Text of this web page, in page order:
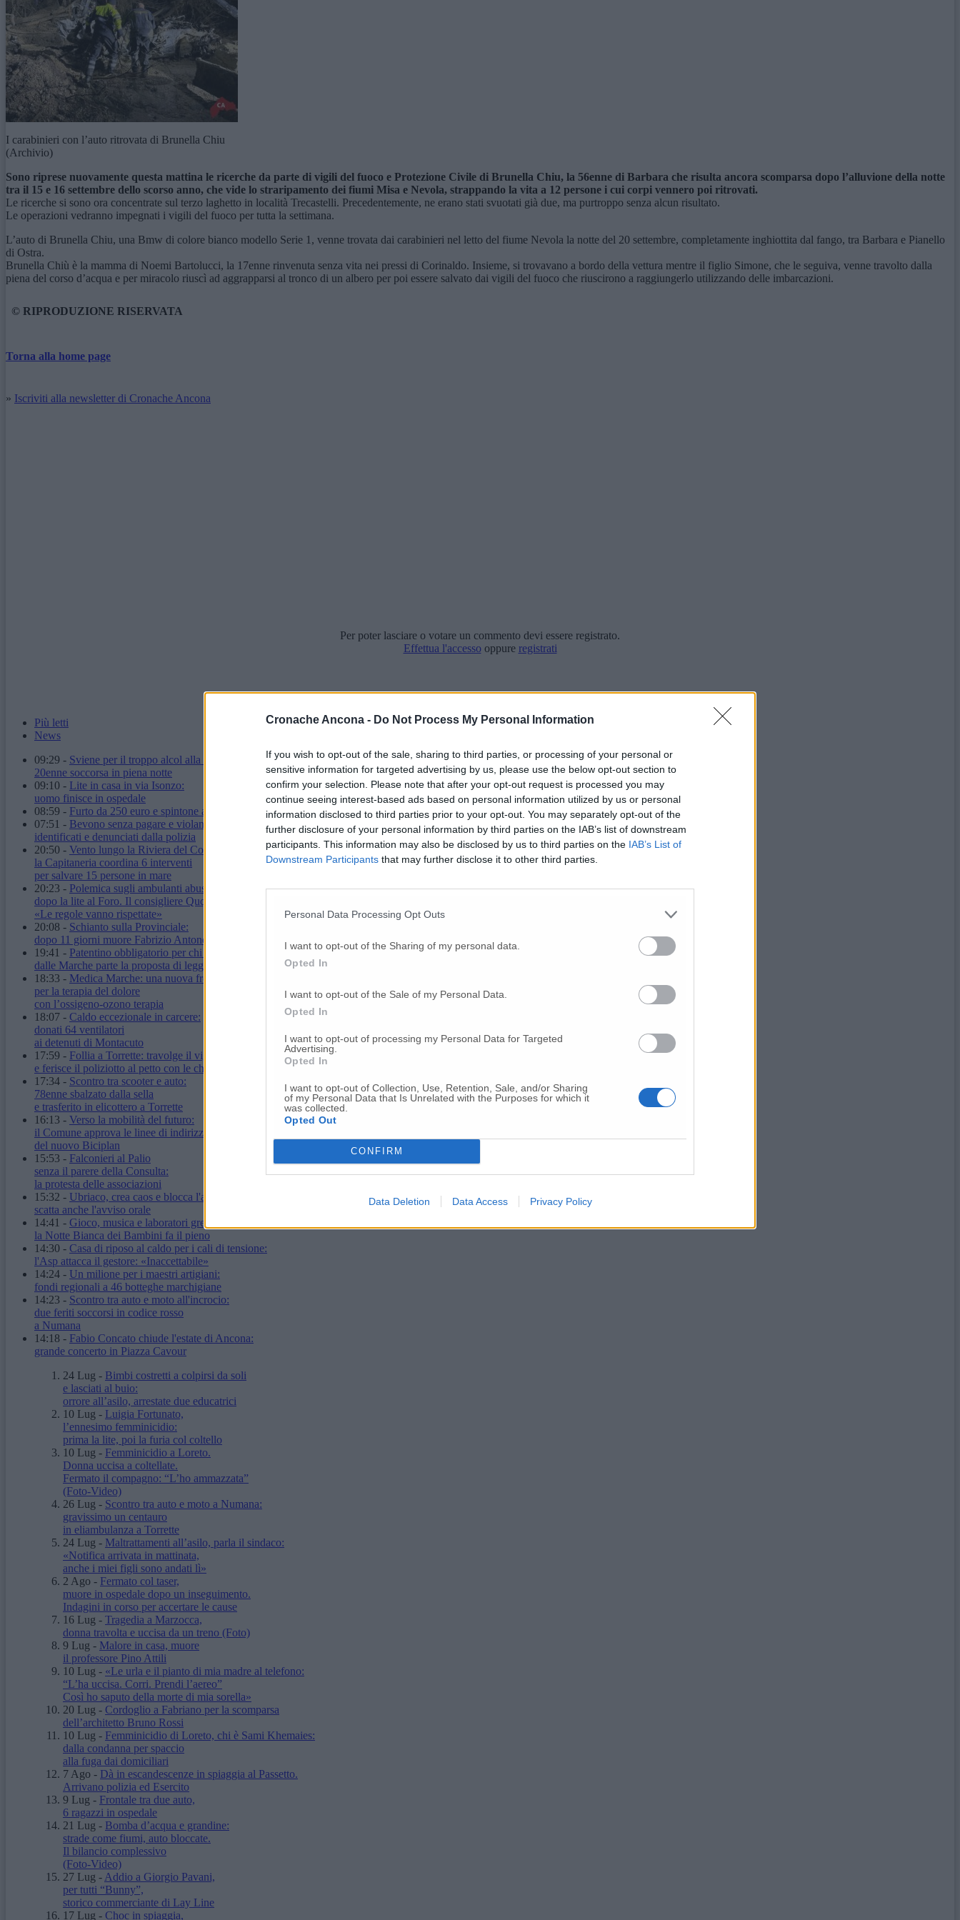
Cronache Ancona - Do Not Process My Personal Information
If you wish to opt-out of the sale, sharing to third parties, or processing of your personal or
sensitive information for targeted advertising by us, please use the below opt-out section to
confirm your selection. Please note that after your opt-out request is processed you may
continue seeing interest-based ads based on personal information utilized by us or personal
information disclosed to third parties prior to your opt-out. You may separately opt-out of the
further disclosure of your personal information by third parties on the IAB’s list of downstream
participants. This information may also be disclosed by us to third parties on the IAB’s List of
Downstream Participants that may further disclose it to other third parties.
Personal Data Processing Opt Outs
I want to opt-out of the Sharing of my personal data.
Opted In
I want to opt-out of the Sale of my Personal Data.
Opted In
I want to opt-out of processing my Personal Data for Targeted
Advertising.
Opted In
I want to opt-out of Collection, Use, Retention, Sale, and/or Sharing
of my Personal Data that Is Unrelated with the Purposes for which it
was collected.
Opted Out
CONFIRM
Data Deletion Data Access Privacy Policy
I carabinieri con l’auto ritrovata di Brunella Chiu
(Archivio)
Sono riprese nuovamente questa mattina le ricerche da parte di vigili del fuoco e Protezione Civile di Brunella Chiu, la 56enne di Barbara che risulta ancora scomparsa dopo l’alluvione della notte
tra il 15 e 16 settembre dello scorso anno, che vide lo straripamento dei fiumi Misa e Nevola, strappando la vita a 12 persone i cui corpi vennero poi ritrovati.
Le ricerche si sono ora concentrate sul terzo laghetto in località Trecastelli. Precedentemente, ne erano stati svuotati già due, ma purtroppo senza alcun risultato.
Le operazioni vedranno impegnati i vigili del fuoco per tutta la settimana.
L’auto di Brunella Chiu, una Bmw di colore bianco modello Serie 1, venne trovata dai carabinieri nel letto del fiume Nevola la notte del 20 settembre, completamente inghiottita dal fango, tra Barbara e Pianello
di Ostra.
Brunella Chiù è la mamma di Noemi Bartolucci, la 17enne rinvenuta senza vita nei pressi di Corinaldo. Insieme, si trovavano a bordo della vettura mentre il figlio Simone, che le seguiva, venne travolto dalla
piena del corso d’acqua e per miracolo riuscì ad aggrapparsi al tronco di un albero per poi essere salvato dai vigili del fuoco che riuscirono a raggiungerlo utilizzando delle imbarcazioni.
© RIPRODUZIONE RISERVATA
Torna alla home page
» Iscriviti alla newsletter di Cronache Ancona
Per poter lasciare o votare un commento devi essere registrato.
Effettua l'accesso oppure registrati
Più letti
News
09:29 - Sviene per il troppo alcol alla stazione:
20enne soccorsa in piena notte
09:10 - Lite in casa in via Isonzo:
uomo finisce in ospedale
08:59 - Furto da 250 euro e spintone al vigilante: carabinieri arrestano i due ladri
07:51 - Bevono senza pagare e violano il daspo urbano:
identificati e denunciati dalla polizia
20:50 - Vento lungo la Riviera del Conero:
la Capitaneria coordina 6 interventi
per salvare 15 persone in mare
20:23 - Polemica sugli ambulanti abusivi
dopo la lite al Foro. Il consigliere Quqqass:
«Le regole vanno rispettate»
20:08 - Schianto sulla Provinciale:
dopo 11 giorni muore Fabrizio Antonelli
19:41 - Patentino obbligatorio per chi ha un cane:
dalle Marche parte la proposta di legge
18:33 - Medica Marche: una nuova frontiera
per la terapia del dolore
con l’ossigeno-ozono terapia
18:07 - Caldo eccezionale in carcere:
donati 64 ventilatori
ai detenuti di Montacuto
17:59 - Follia a Torrette: travolge il vigilante
e ferisce il poliziotto al petto con le chiavi
17:34 - Scontro tra scooter e auto:
78enne sbalzato dalla sella
e trasferito in elicottero a Torrette
16:13 - Verso la mobilità del futuro:
il Comune approva le linee di indirizzo
del nuovo Biciplan
15:53 - Falconieri al Palio
senza il parere della Consulta:
la protesta delle associazioni
15:32 - Ubriaco, crea caos e blocca l'autobus:
scatta anche l'avviso orale
14:41 - Gioco, musica e laboratori green:
la Notte Bianca dei Bambini fa il pieno
14:30 - Casa di riposo al caldo per i cali di tensione:
l'Asp attacca il gestore: «Inaccettabile»
14:24 - Un milione per i maestri artigiani:
fondi regionali a 46 botteghe marchigiane
14:23 - Scontro tra auto e moto all'incrocio:
due feriti soccorsi in codice rosso
a Numana
14:18 - Fabio Concato chiude l'estate di Ancona:
grande concerto in Piazza Cavour
24 Lug - Bimbi costretti a colpirsi da soli
e lasciati al buio:
orrore all’asilo, arrestate due educatrici
10 Lug - Luigia Fortunato,
l’ennesimo femminicidio:
prima la lite, poi la furia col coltello
10 Lug - Femminicidio a Loreto.
Donna uccisa a coltellate.
Fermato il compagno: “L’ho ammazzata”
(Foto-Video)
26 Lug - Scontro tra auto e moto a Numana:
gravissimo un centauro
in eliambulanza a Torrette
24 Lug - Maltrattamenti all’asilo, parla il sindaco:
«Notifica arrivata in mattinata,
anche i miei figli sono andati lì»
2 Ago - Fermato col taser,
muore in ospedale dopo un inseguimento.
Indagini in corso per accertare le cause
16 Lug - Tragedia a Marzocca,
donna travolta e uccisa da un treno (Foto)
9 Lug - Malore in casa, muore
il professore Pino Attili
10 Lug - «Le urla e il pianto di mia madre al telefono:
“L’ha uccisa. Corri. Prendi l’aereo”
Così ho saputo della morte di mia sorella»
20 Lug - Cordoglio a Fabriano per la scomparsa
dell’architetto Bruno Rossi
10 Lug - Femminicidio di Loreto, chi è Sami Khemaies:
dalla condanna per spaccio
alla fuga dai domiciliari
7 Ago - Dà in escandescenze in spiaggia al Passetto.
Arrivano polizia ed Esercito
9 Lug - Frontale tra due auto,
6 ragazzi in ospedale
21 Lug - Bomba d’acqua e grandine:
strade come fiumi, auto bloccate.
Il bilancio complessivo
(Foto-Video)
27 Lug - Addio a Giorgio Pavani,
per tutti “Bunny”,
storico commerciante di Lay Line
17 Lug - Choc in spiaggia,